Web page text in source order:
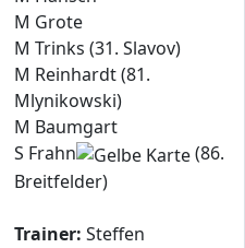
M Grote
M Trinks (31. Slavov)
M Reinhardt (81.
Mlynikowski)
M Baumgart
S Frahn
(86.
Breitfelder)
Trainer: Steffen